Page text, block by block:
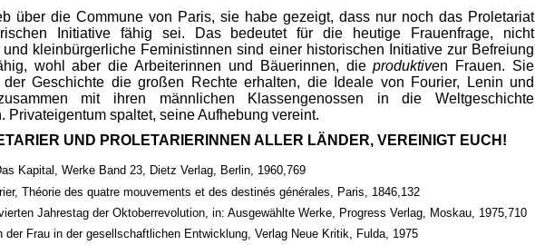
über die Commune von Paris, sie habe gezeigt, dass nur noch das Proletariat
Initiative fähig sei. Das bedeutet für die heutige Frauenfrage, nicht
und kleinbürgerliche Feministinnen sind einer historischen Initiative zur Befreiung
wohl aber die Arbeiterinnen und Bäuerinnen, dieproduktiven Frauen. Sie
der Geschichte die großen Rechte erhalten, die Ideale von Fourier, Lenin und
mit ihren männlichen Klassengenossen in die Weltgeschichte
Privateigentum spaltet, seine Aufhebung vereint.
UND PROLETARIERINNEN ALLER LÄNDER, VEREINIGT EUCH!
Kapital, Werke Band 23, Dietz Verlag, Berlin, 1960,769
Théorie des quatre mouvements et des destinés générales, Paris, 1846,132
Jahrestag der Oktoberrevolution, in: Ausgewählte Werke, Progress Verlag, Moskau, 1975,710
der Frau in der gesellschaftlichen Entwicklung, Verlag Neue Kritik, Fulda, 1975